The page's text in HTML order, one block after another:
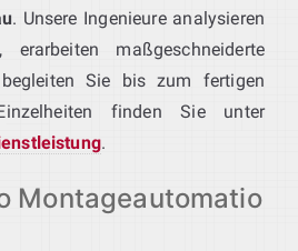
. Unsere Ingenieure analysieren
erarbeiten maßgeschneiderte
begleiten Sie bis zum fertigen
finden Sie unter
.
Montageautomatio